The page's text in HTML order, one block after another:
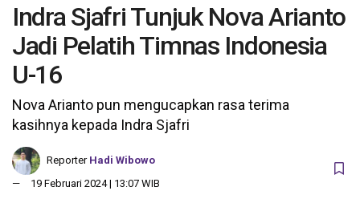
Indra Sjafri Tunjuk Nova Arianto
Jadi Pelatih Timnas Indonesia
U-16
Nova Arianto pun mengucapkan rasa terima
kasihnya kepada Indra Sjafri
Reporter Hadi Wibowo
19 Februari 2024 | 13:07 WIB